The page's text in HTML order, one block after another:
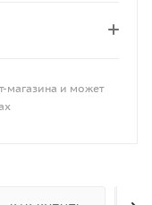
магазина и может